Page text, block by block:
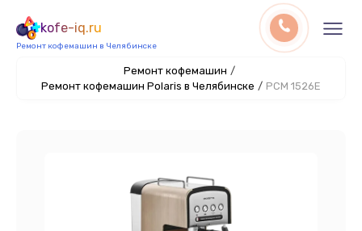
kofe-iq.ru
Ремонт кофемашин в Челябинске
Ремонт кофемашин /
Ремонт кофемашин Polaris в Челябинске / PCM 1526E